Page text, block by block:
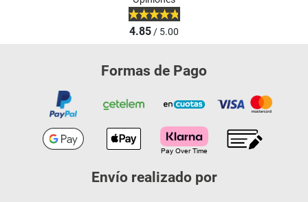
4.85/ 5.00
Formas de Pago
Envío realizado por